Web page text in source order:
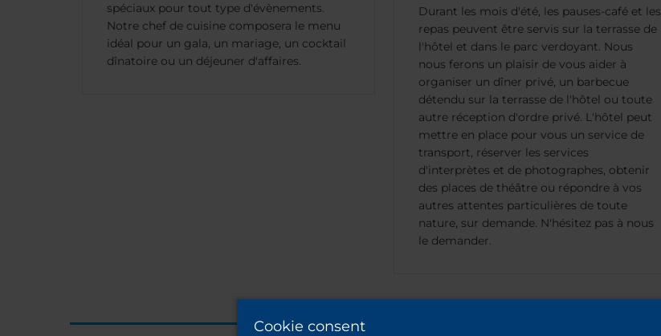
spéciaux pour tout type d'évènements.
Notre chef de cuisine composera le menu
idéal pour un gala, un mariage, un cocktail
dînatoire ou un déjeuner d'affaires.
Durant les mois d'été, les pauses-café et les
repas peuvent être servis sur la terrasse de
l'hôtel et dans le parc verdoyant. Nous
nous ferons un plaisir de vous aider à
organiser un dîner privé, un barbecue
détendu sur la terrasse de l'hôtel ou toute
autre réception d'ordre privé. L'hôtel peut
mettre en place pour vous un service de
transport, réserver les services
d'interprètes et de photographes, obtenir
des places de théâtre ou répondre à vos
autres attentes particulières de toute
nature, sur demande. N'hésitez pas à nous
le demander.
Cookie consent